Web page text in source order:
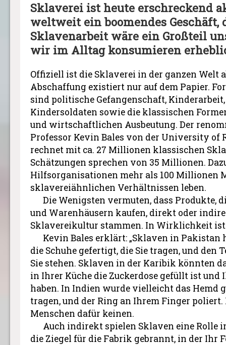
Sklaverei ist heute erschreckend
weltweit ein boomendes Geschäft,
Sklavenarbeit wäre ein Großteil
wir im Alltag konsumieren
Offiziell ist die Sklaverei in der ganzen Welt
Abschaffung existiert nur auf dem Papier.
sind politische Gefangenschaft,
Kindersoldaten sowie die klassischen
und wirtschaftlichen Ausbeutung. Der
Professor Kevin Bales von der University of
rechnet mit ca. 27 Millionen klassischen
Schätzungen sprechen von 35 Millionen.
Hilfsorganisationen mehr als 100 Millionen
sklavereiähnlichen Verhältnissen leben.
Die Wenigsten vermuten, dass Produkte,
und Warenhäusern kaufen, direkt oder
Sklavereikultur stammen. In Wirklichkeit ist
Kevin Bales erklärt: „Sklaven in Pakistan
die Schuhe gefertigt, die Sie tragen, und den
Sie stehen. Sklaven in der Karibik könnten
in Ihrer Küche die Zuckerdose gefüllt ist und
haben. In Indien wurde vielleicht das Hemd
tragen, und der Ring an Ihrem Finger
Menschen dafür keinen.
Auch indirekt spielen Sklaven eine Rolle
die Ziegel für die Fabrik gebrannt, in der Ihr